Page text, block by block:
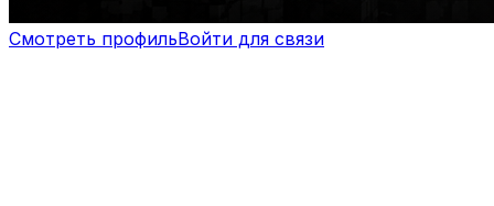
Смотреть профильВойти для связи